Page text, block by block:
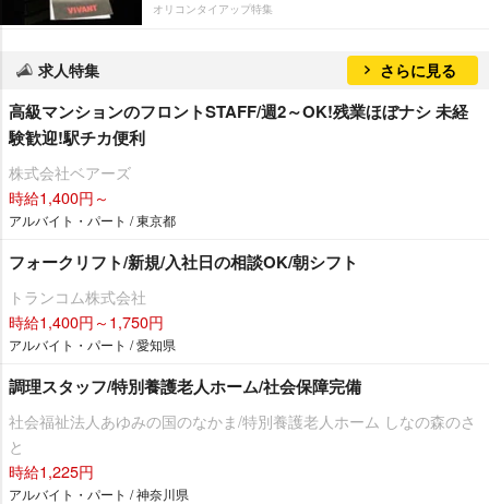
オリコンタイアップ特集
求人特集 さらに見る
高級マンションのフロントSTAFF/週2～OK!残業ほぼナシ 未経
験歓迎!駅チカ便利
株式会社ベアーズ
時給1,400円～
アルバイト・パート / 東京都
フォークリフト/新規/入社日の相談OK/朝シフト
トランコム株式会社
時給1,400円～1,750円
アルバイト・パート / 愛知県
調理スタッフ/特別養護老人ホーム/社会保障完備
社会福祉法人あゆみの国のなかま/特別養護老人ホーム しなの森のさ
と
時給1,225円
アルバイト・パート / 神奈川県